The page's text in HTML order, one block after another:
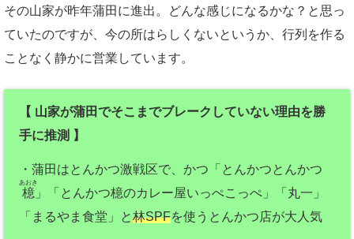
その山家が昨年蒲田に進出。どんな感じになるかな？と思っ
ていたのですが、今の所はらしくないというか、行列を作る
ことなく静かに営業しています。
【 山家が蒲田でそこまでブレークしていない理由を勝
手に推測 】
・蒲田はとんかつ激戦区で、かつ「とんかつとんかつ
檍
あおき
」「とんかつ檍のカレー屋いっぺこっぺ」「丸一」
「まるやま食堂」と林SPFを使うとんかつ店が大人気